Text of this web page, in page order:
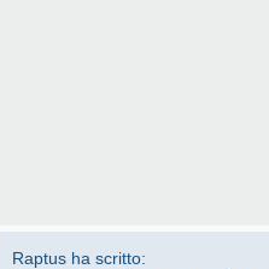
Raptus ha scritto: